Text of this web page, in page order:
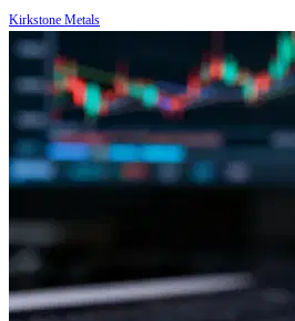
Kirkstone Metals